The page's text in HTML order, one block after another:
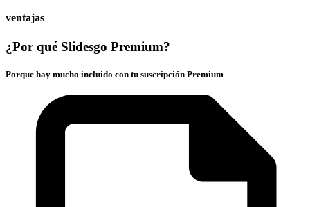
ventajas
¿Por qué Slidesgo Premium?
Porque hay mucho incluido con tu suscripción Premium